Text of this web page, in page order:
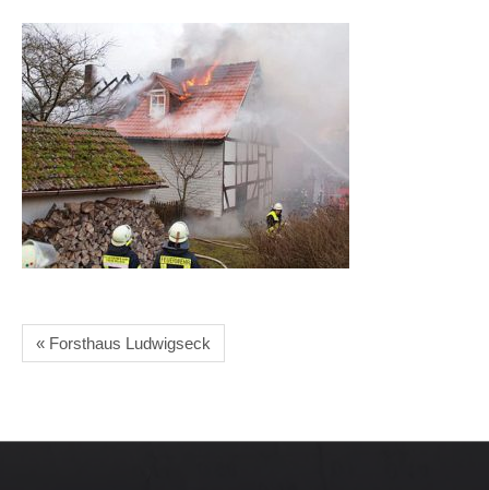
« Forsthaus Ludwigseck